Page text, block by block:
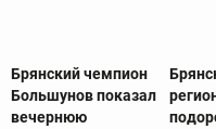
Брянский чемпион
Большунов показал
вечернюю